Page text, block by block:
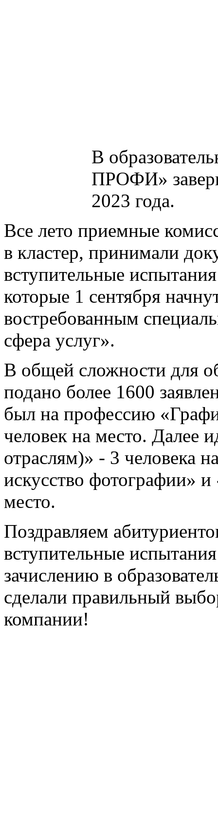
В
ПРОФИ»
2023 года.
Все лето приемные
в кластер, принимали
вступительные
которые 1 сентября
востребованным
сфера услуг».
В общей сложности для
подано более 1600
был на профессию
человек на место. Далее
отраслям)» - 3 человека
искусство фотографии»
место.
Поздравляем
вступительные
зачислению в
сделали правильный
компании!